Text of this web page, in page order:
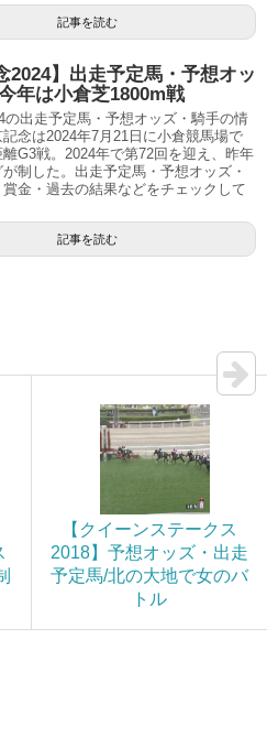
記事を読む
2024】出走予定馬・予想オッ
年は小倉芝1800m戦
の出走予定馬・予想オッズ・騎手の情
念は2024年7月21日に小倉競馬場で
G3戦。2024年で第72回を迎え、昨年
制した。出走予定馬・予想オッズ・
金・過去の結果などをチェックして
記事を読む
【クイーンステークス
2018】予想オッズ・出走
予定馬/北の大地で女のバ
トル